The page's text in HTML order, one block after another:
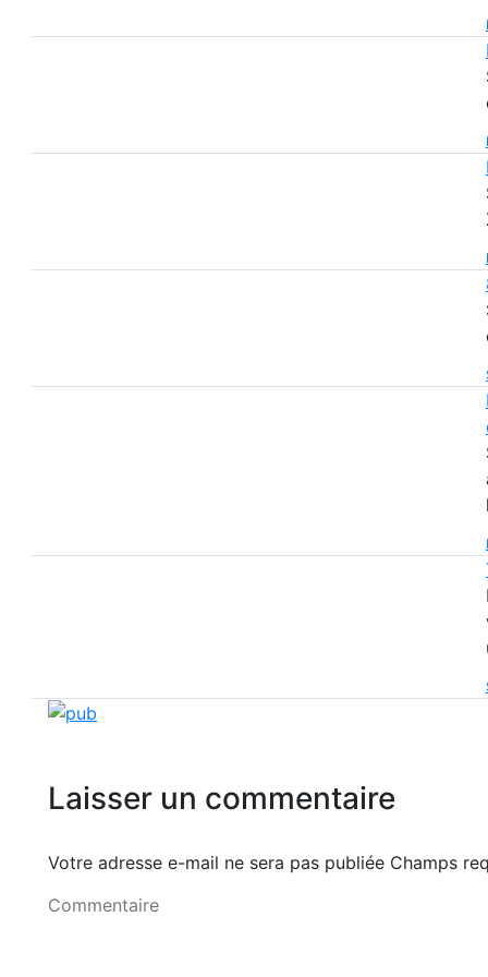
Laisser un commentaire
Votre adresse e-mail ne sera pas publiée Champs
Commentaire